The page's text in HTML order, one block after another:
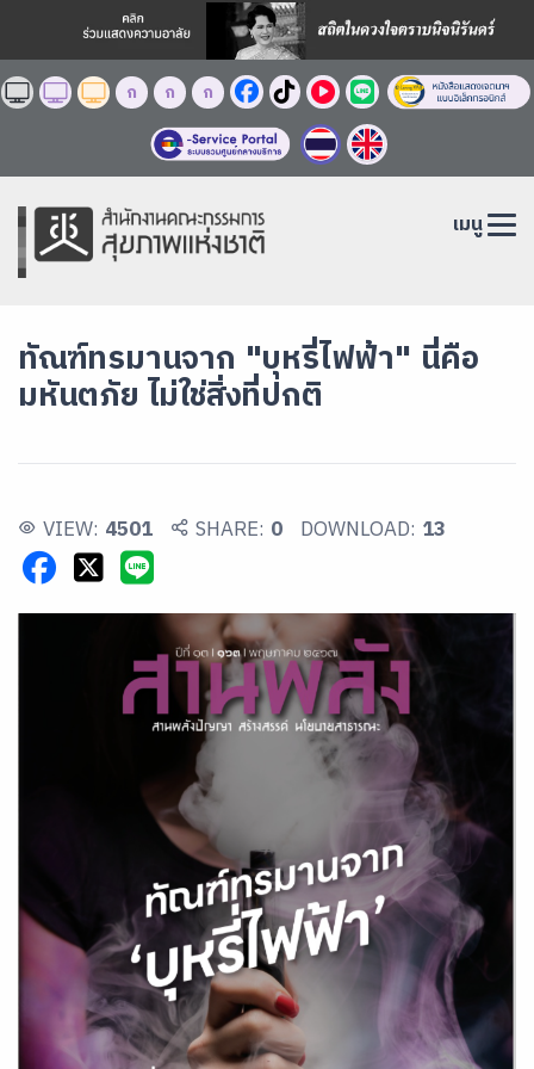
ก ก ก
เมนู
ทัณฑ์ทรมานจาก "บุหรี่ไฟฟ้า" นี่คือ
มหันตภัย ไม่ใช่สิ่งที่ปกติ
VIEW: 4501 SHARE: 0 DOWNLOAD: 13